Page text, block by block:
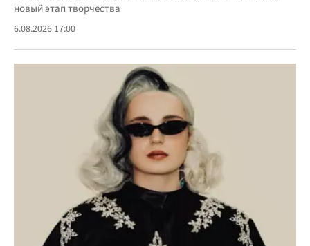
новый этап творчества
6.08.2026 17:00